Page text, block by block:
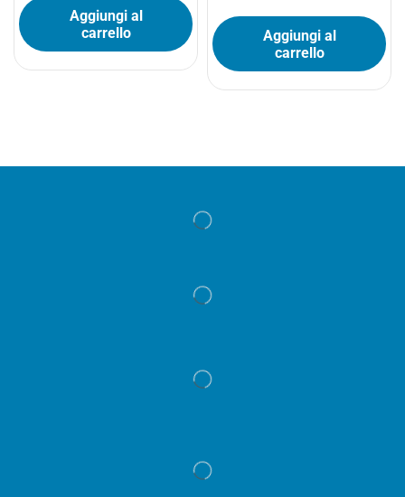
Aggiungi al
carrello
Aggiungi al
carrello